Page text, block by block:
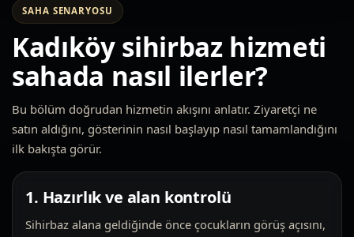
SAHA SENARYOSU
Kadıköy sihirbaz hizmeti
sahada nasıl ilerler?
Bu bölüm doğrudan hizmetin akışını anlatır. Ziyaretçi ne
satın aldığını, gösterinin nasıl başlayıp nasıl tamamlandığını
ilk bakışta görür.
1. Hazırlık ve alan kontrolü
Sihirbaz alana geldiğinde önce çocukların görüş açısını,